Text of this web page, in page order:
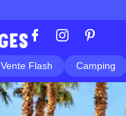
Vente Flash Camping